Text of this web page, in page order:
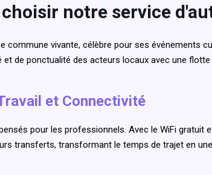
notre service
commune vivante, célèbre pour ses événements
et de ponctualité des acteurs locaux avec une
et Connectivité
pour les professionnels. Avec le WiFi gratuit
transferts, transformant le temps de trajet en